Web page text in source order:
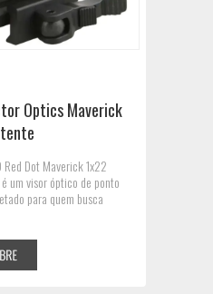
Optics Maverick
Dot Maverick 1x22
um visor óptico de ponto
para quem busca